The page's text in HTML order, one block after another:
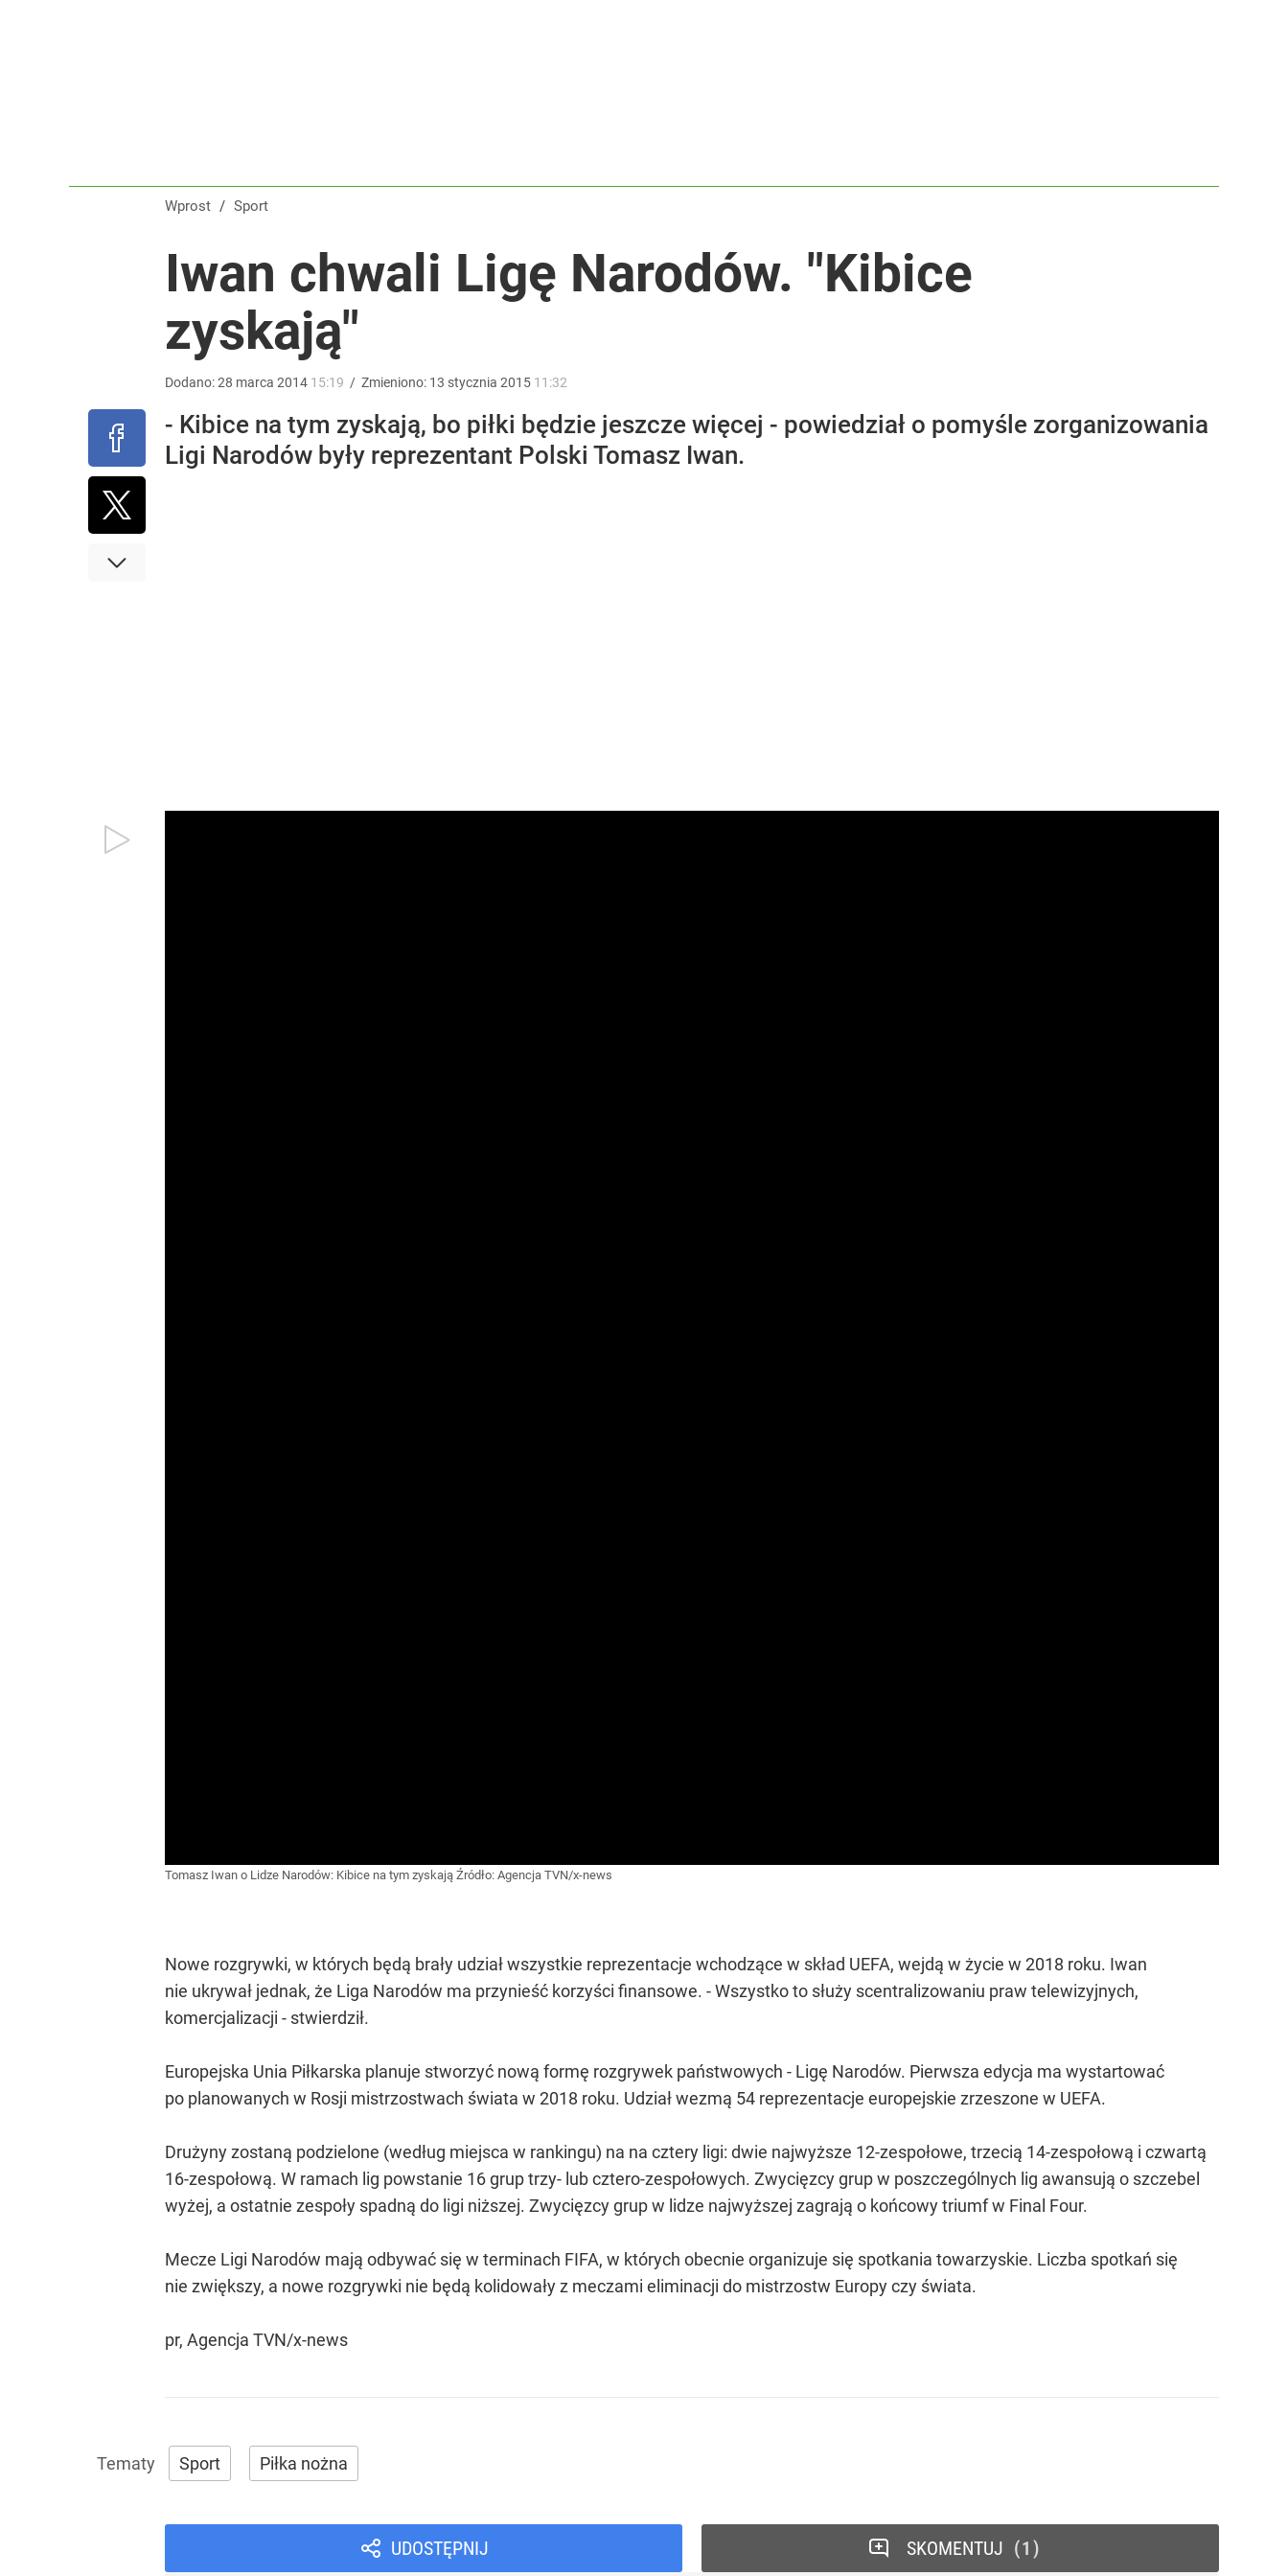
8
Wprost / Sport
Iwan chwali Ligę Narodów. "Kibice
zyskają"
Dodano:28 marca 2014 15:19 / Zmieniono: 13 stycznia 2015 11:32
- Kibice na tym zyskają, bo piłki będzie jeszcze więcej - powiedział o pomyśle zorganizowania
Ligi Narodów były reprezentant Polski Tomasz Iwan.
Tomasz Iwan o Lidze Narodów: Kibice na tym zyskają Źródło: Agencja TVN/x-news
Nowe rozgrywki, w których będą brały udział wszystkie reprezentacje wchodzące w skład UEFA, wejdą w życie w 2018 roku. Iwan
nie ukrywał jednak, że Liga Narodów ma przynieść korzyści finansowe. - Wszystko to służy scentralizowaniu praw telewizyjnych,
komercjalizacji - stwierdził.
Europejska Unia Piłkarska planuje stworzyć nową formę rozgrywek państwowych - Ligę Narodów. Pierwsza edycja ma wystartować
po planowanych w Rosji mistrzostwach świata w 2018 roku. Udział wezmą 54 reprezentacje europejskie zrzeszone w UEFA.
Drużyny zostaną podzielone (według miejsca w rankingu) na na cztery ligi: dwie najwyższe 12-zespołowe, trzecią 14-zespołową i czwartą
16-zespołową. W ramach lig powstanie 16 grup trzy- lub cztero-zespołowych. Zwycięzcy grup w poszczególnych lig awansują o szczebel
wyżej, a ostatnie zespoły spadną do ligi niższej. Zwycięzcy grup w lidze najwyższej zagrają o końcowy triumf w Final Four.
Mecze Ligi Narodów mają odbywać się w terminach FIFA, w których obecnie organizuje się spotkania towarzyskie. Liczba spotkań się
nie zwiększy, a nowe rozgrywki nie będą kolidowały z meczami eliminacji do mistrzostw Europy czy świata.
pr, Agencja TVN/x-news
Sport Piłka nożna
UDOSTĘPNIJ SKOMENTUJ 1